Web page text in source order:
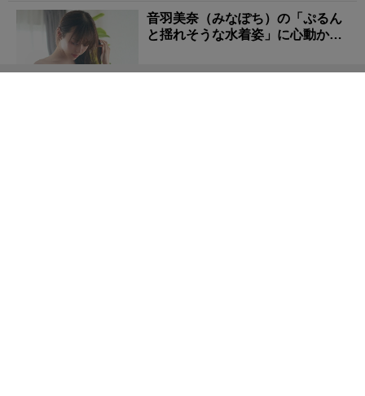
音羽美奈（みなぽち）の「ぷるん
と揺れそうな水着姿」に心動かさ